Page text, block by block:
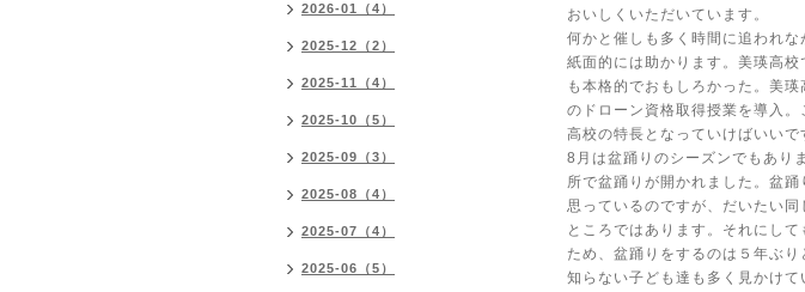
おいしくいただいています。
何かと催しも多く時間に追われな
紙面的には助かります。美瑛高
も本格的でおもしろかった。美
のドローン資格取得授業を導入。
高校の特長となっていけばいいで
8月は盆踊りのシーズンでもあり
所で盆踊りが開かれました。盆
思っているのですが、だいたい
ところではあります。それにし
ため、盆踊りをするのは５年ぶ
知らない子ども達も多く見かけて
2026-01（4）
2025-12（2）
2025-11（4）
2025-10（5）
2025-09（3）
2025-08（4）
2025-07（4）
2025-06（5）